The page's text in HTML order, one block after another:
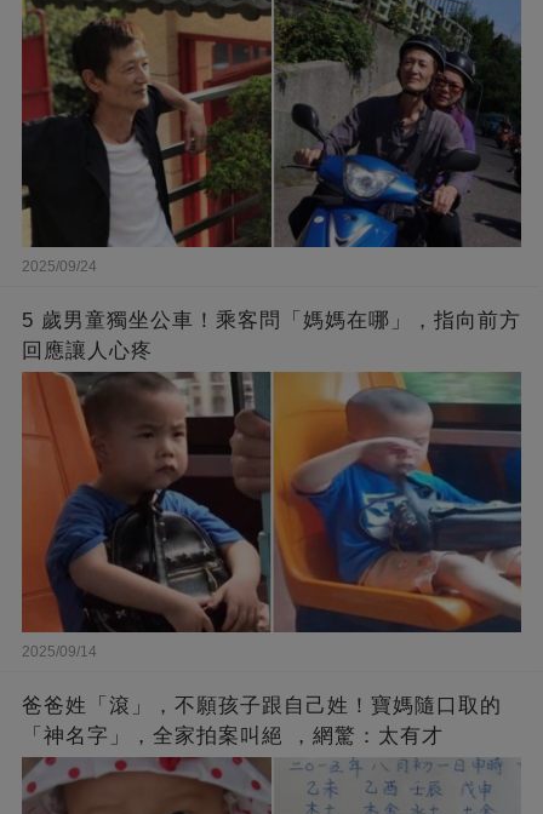
2025/09/24
5 歲男童獨坐公車！乘客問「媽媽在哪」，指向前方
回應讓人心疼
2025/09/14
爸爸姓「滾」，不願孩子跟自己姓！寶媽隨口取的
「神名字」，全家拍案叫絕 ，網驚：太有才